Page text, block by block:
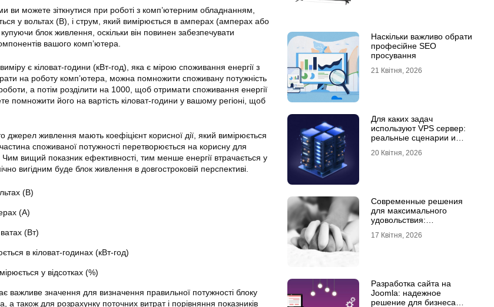
ви можете зіткнутися при роботі з комп’ютерним обладнанням,
у вольтах (В), і струм, який вимірюється в амперах (амперах або
блок живлення, оскільки він повинен забезпечувати
вашого комп’ютера.
є кіловат-години (кВт-год), яка є мірою споживання енергії з
на роботу комп’ютера, можна помножити споживану потужність
а потім розділити на 1000, щоб отримати споживання енергії
помножити його на вартість кіловат-години у вашому регіоні, щоб
джерел живлення мають коефіцієнт корисної дії, який вимірюється
споживаної потужності перетворюється на корисну для
вищий показник ефективності, тим менше енергії втрачається у
вигідним буде блок живлення в довгостроковій перспективі.
(В)
(А)
(Вт)
в кіловат-годинах (кВт-год)
у відсотках (%)
важливе значення для визначення правильної потужності блоку
також для розрахунку поточних витрат і порівняння показників
Наскільки важливо обрати
професійне SEO
просування
21 Квітня, 2026
Для каких задач
используют VPS сервер:
реальные сценарии и
20 Квітня, 2026
Современные решения
для максимального
удовольствия:
и Womanizer для женщин
17 Квітня, 2026
Разработка сайта на
Joomla: надежное
решение для бизнеса